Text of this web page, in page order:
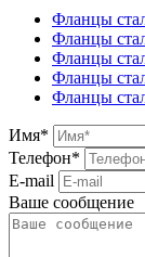
Фланцы
Фланцы
Фланцы
Фланцы
Фланцы
Имя*
Телефон*
E-mail
Ваше сообщение